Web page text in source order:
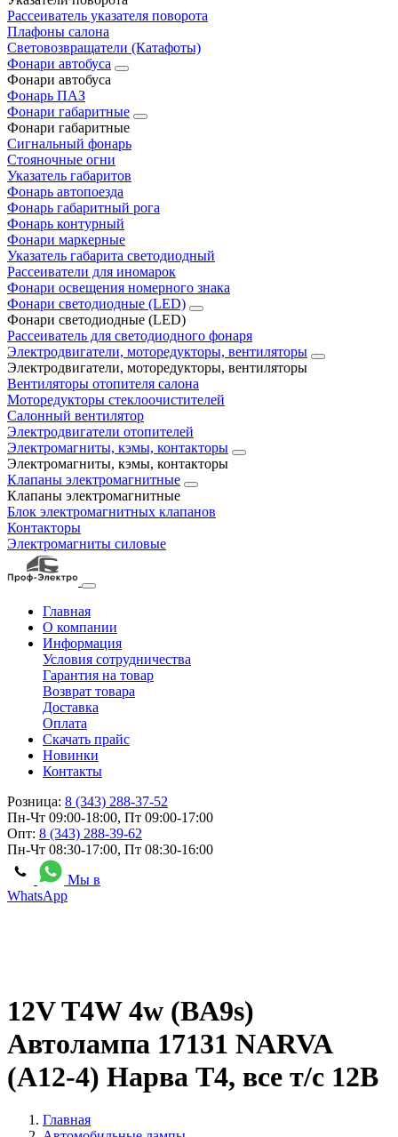
Рассеиватель указателя поворота
Плафоны салона
Световозвращатели (Катафоты)
Фонари автобуса
Фонари автобуса
Фонарь ПАЗ
Фонари габаритные
Фонари габаритные
Сигнальный фонарь
Стояночные огни
Указатель габаритов
Фонарь автопоезда
Фонарь габаритный рога
Фонарь контурный
Фонари маркерные
Указатель габарита светодиодный
Рассеиватели для иномарок
Фонари освещения номерного знака
Фонари светодиодные (LED)
Фонари светодиодные (LED)
Рассеиватель для светодиодного фонаря
Электродвигатели, моторедукторы, вентиляторы
Электродвигатели, моторедукторы, вентиляторы
Вентиляторы отопителя салона
Моторедукторы стеклоочистителей
Салонный вентилятор
Электродвигатели отопителей
Электромагниты, кэмы, контакторы
Электромагниты, кэмы, контакторы
Клапаны электромагнитные
Клапаны электромагнитные
Блок электромагнитных клапанов
Контакторы
Электромагниты силовые
Главная
О компании
Информация
Условия сотрудничества
Гарантия на товар
Возврат товара
Доставка
Оплата
Скачать прайс
Новинки
Контакты
Розница: 8 (343) 288-37-52
Пн-Чт 09:00-18:00, Пт 09:00-17:00
Опт: 8 (343) 288-39-62
Пн-Чт 08:30-17:00, Пт 08:30-16:00
Мы в
WhatsApp
12V T4W 4w (BA9s)
Автолампа 17131 NARVA
(А12-4) Нарва Т4, все т/с 12В
Главная